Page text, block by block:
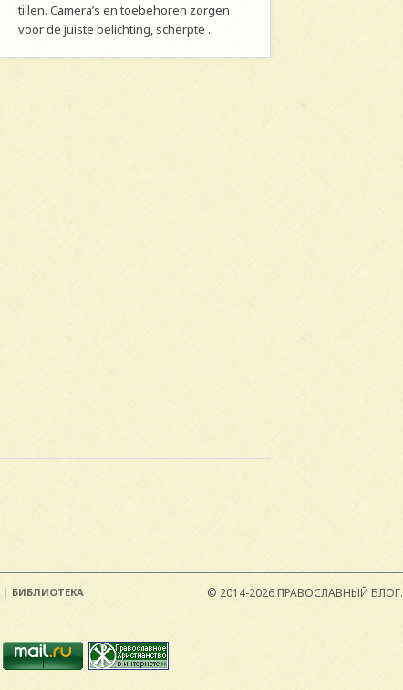
tillen. Camera’s en toebehoren zorgen
voor de juiste belichting, scherpte ..
БИБЛИОТЕКА © 2014-2026 ПРАВОСЛАВНЫЙ БЛОГ.